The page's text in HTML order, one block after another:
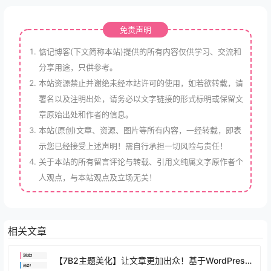
免责声明
惦记博客(下文简称本站)提供的所有内容仅供学习、交流和
分享用途，只供参考。
本站资源禁止并谢绝未经本站许可的使用，如若欲转载，请
署名以及注明出处，请务必以文字链接的形式标明或保留文
章原始出处和作者的信息。
本站(原创)文章、资源、图片等所有内容，一经转载，即表
示您已经接受上述声明！需自行承担一切风险与责任！
关于本站的所有留言评论与转载、引用文纯属文字原作者个
人观点，与本站观点及立场无关！
相关文章
【7B2主题美化】让文章更加出众！基于WordPress的B2主题美化教程之文章H标签